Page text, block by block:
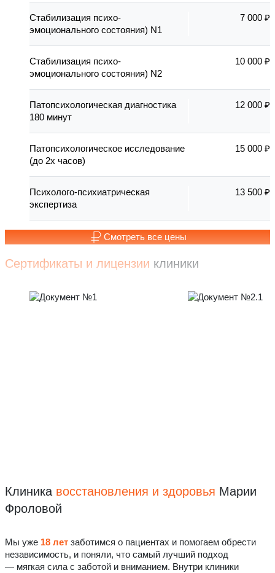
Стабилизация психо-
эмоционального состояния) N1
7 000 ₽
Стабилизация психо-
эмоционального состояния) N2
10 000 ₽
Патопсихологическая диагностика
180 минут
12 000 ₽
Патопсихологическое исследование
(до 2х часов)
15 000 ₽
Психолого-психиатрическая
экспертиза
13 500 ₽
Смотреть все цены
Сертификаты и лицензии клиники
Клиника восстановления и здоровья Марии
Фроловой
Мы уже 18 лет заботимся о пациентах и помогаем обрести
независимость, и поняли, что самый лучший подход
— мягкая сила с заботой и вниманием. Внутри клиники